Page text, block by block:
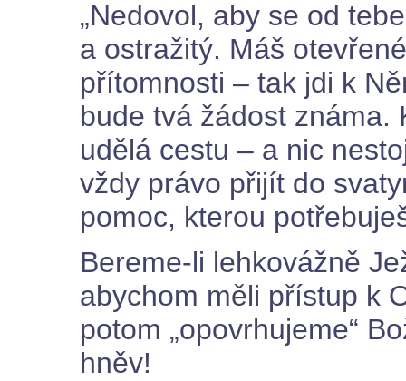
„Nedovol, aby se od
a ostražitý. Máš
přítomnosti – tak jdi k
bude tvá žádost známa.
udělá cestu – a nic
vždy právo přijít do
pomoc, kterou
Bereme-li lehkovážně
abychom měli přístup k
potom „opovrhujeme“
hněv!